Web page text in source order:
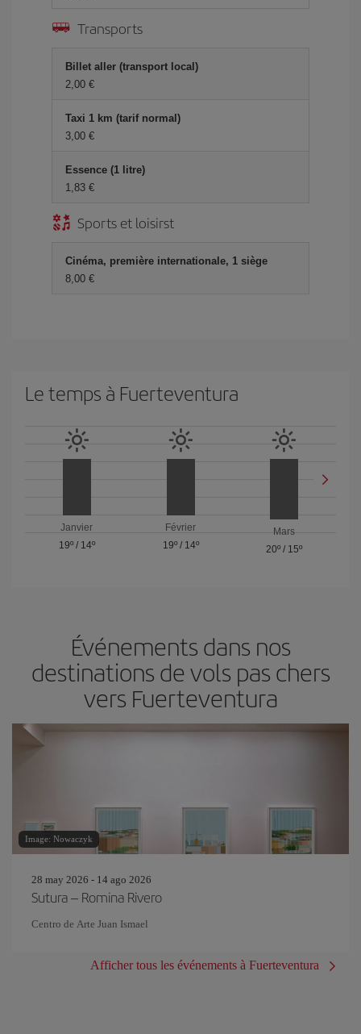
Transports
Billet aller (transport local)
2,00 €
Taxi 1 km (tarif normal)
3,00 €
Essence (1 litre)
1,83 €
Sports et loisirst
Cinéma, première internationale, 1 siège
8,00 €
Le temps à Fuerteventura
Janvier
19º/ 14º
Février
19º/ 14º
Mars
20º / 15º
Événements dans nos
destinations de vols pas chers
vers Fuerteventura
Image: Nowaczyk
28 may 2026 - 14 ago 2026
Sutura – Romina Rivero
Centro de Arte Juan Ismael
Afficher tous les événements à Fuerteventura